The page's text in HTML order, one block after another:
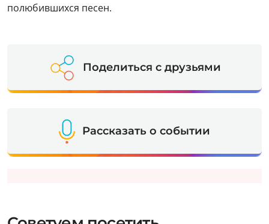
полюбившихся песен.
Поделиться с друзьями
Рассказать о событии